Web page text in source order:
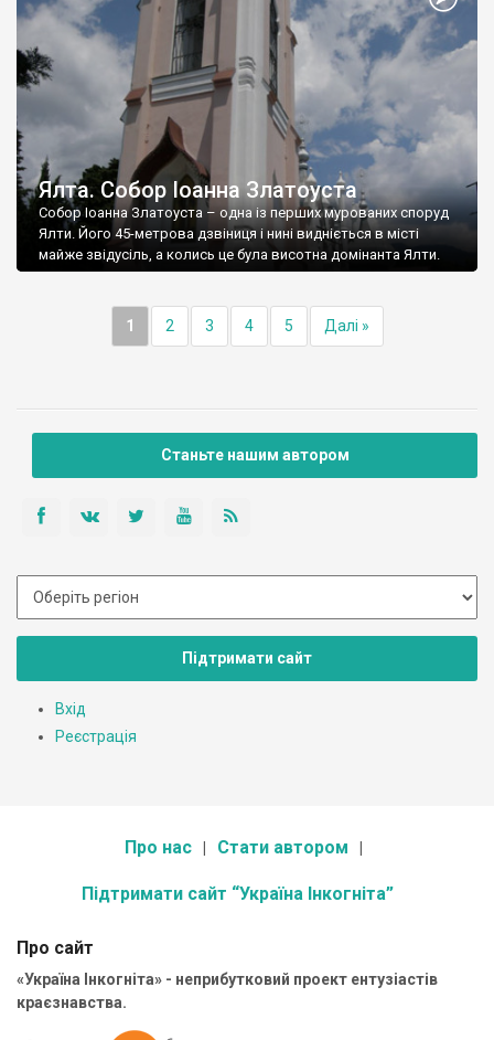
Ялта. Собор Іоанна Златоуста
Собор Іоанна Златоуста – одна із перших мурованих споруд
Ялти. Його 45-метрова дзвіниця і нині видніється в місті
майже звідусіль, а колись це була висотна домінанта Ялти.
1 2 3 4 5 Далі »
Станьте нашим автором
Підтримати сайт
Вхід
Реєстрація
Про нас Стати автором
Підтримати сайт “Україна Інкогніта”
Про сайт
«Україна Інкогніта» - неприбутковий проект ентузіастів
краєзнавства.